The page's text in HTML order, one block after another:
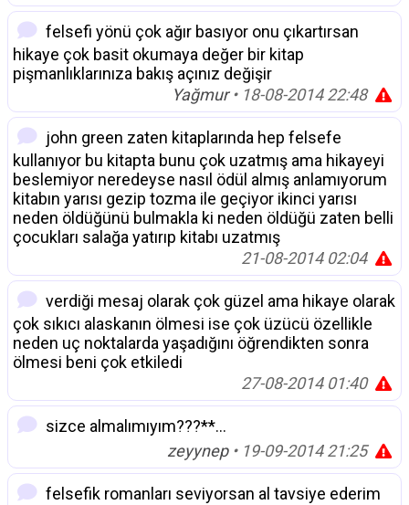
felsefi yönü çok ağır basıyor onu çıkartırsan
hikaye çok basit okumaya değer bir kitap
pişmanlıklarınıza bakış açınız değişir
Yağmur• 18-08-2014 22:48
john green zaten kitaplarında hep felsefe
kullanıyor bu kitapta bunu çok uzatmış ama hikayeyi
beslemiyor neredeyse nasıl ödül almış anlamıyorum
kitabın yarısı gezip tozma ile geçiyor ikinci yarısı
neden öldüğünü bulmakla ki neden öldüğü zaten belli
çocukları salağa yatırıp kitabı uzatmış
21-08-2014 02:04
verdiği mesaj olarak çok güzel ama hikaye olarak
çok sıkıcı alaskanın ölmesi ise çok üzücü özellikle
neden uç noktalarda yaşadığını öğrendikten sonra
ölmesi beni çok etkiledi
27-08-2014 01:40
sizce almalımıyım???**...
zeyynep• 19-09-2014 21:25
felsefik romanları seviyorsan al tavsiye ederim